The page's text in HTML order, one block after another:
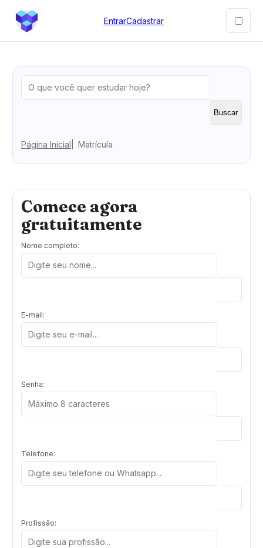
EntrarCadastrar
Buscar
Página Inicial Matrícula
Comece agora
gratuitamente
Nome completo:
E-mail:
Senha:
Telefone:
Profissão: